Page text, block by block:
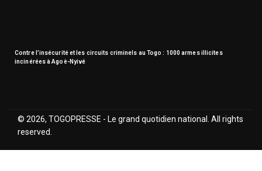
Contre l’insécurité et les circuits criminels au Togo : 1000 armes illicites
incinérées à Agoè-Nyivé
© 2026, TOGOPRESSE - Le grand quotidien national. All rights
reserved.